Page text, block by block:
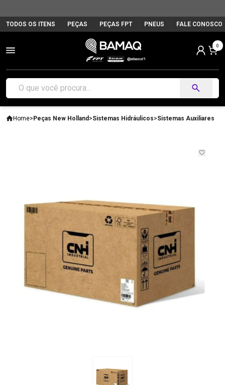
TODOS OS ITENS PEÇAS PEÇAS FPT PNEUS FALE CONOSCO
0
Home>Peças New Holland >Sistemas Hidráulicos>Sistemas Auxiliares